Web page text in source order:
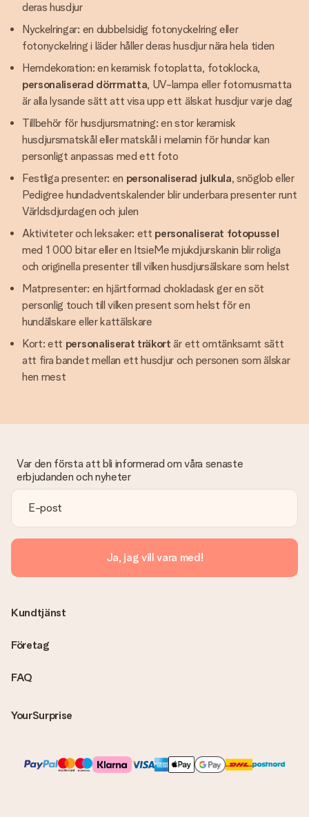
deras husdjur
Nyckelringar: en dubbelsidig fotonyckelring eller
fotonyckelring i läder håller deras husdjur nära hela tiden
Hemdekoration: en keramisk fotoplatta, fotoklocka,
personaliserad dörrmatta, UV-lampa eller fotomusmatta
är alla lysande sätt att visa upp ett älskat husdjur varje dag
Tillbehör för husdjursmatning: en stor keramisk
husdjursmatskål eller matskål i melamin för hundar kan
personligt anpassas med ett foto
Festliga presenter: en personaliserad julkula, snöglob eller
Pedigree hundadventskalender blir underbara presenter runt
Världsdjurdagen och julen
Aktiviteter och leksaker: ett personaliserat fotopussel
med 1 000 bitar eller en ItsieMe mjukdjurskanin blir roliga
och originella presenter till vilken husdjursälskare som helst
Matpresenter: en hjärtformad chokladask ger en söt
personlig touch till vilken present som helst för en
hundälskare eller kattälskare
Kort: ett personaliserat träkort är ett omtänksamt sätt
att fira bandet mellan ett husdjur och personen som älskar
hen mest
Var den första att bli informerad om våra senaste
erbjudanden och nyheter
Ja, jag vill vara med!
FAQ
YourSurprise
Kundtjänst
Företag